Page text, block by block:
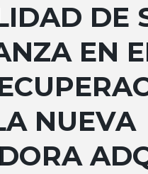
DE
EN
NUEVA